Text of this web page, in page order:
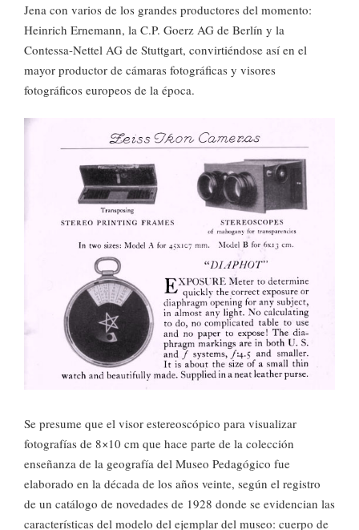
Jena con varios de los grandes productores del momento:
Heinrich Ernemann, la C.P. Goerz AG de Berlín y la
Contessa-Nettel AG de Stuttgart, convirtiéndose así en el
mayor productor de cámaras fotográficas y visores
fotográficos europeos de la época.
Se presume que el visor estereoscópico para visualizar
fotografías de 8×10 cm que hace parte de la colección
enseñanza de la geografía del Museo Pedagógico fue
elaborado en la década de los años veinte, según el registro
de un catálogo de novedades de 1928 donde se evidencian las
características del modelo del ejemplar del museo: cuerpo de